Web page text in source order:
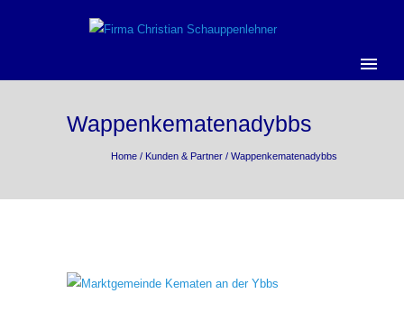
Wappenkematenadybbs
Home / Kunden & Partner / Wappenkematenadybbs